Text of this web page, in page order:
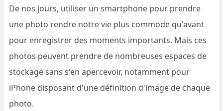
De nos jours, utiliser un smartphone pour prendre
une photo rendre notre vie plus commode qu'avant
pour enregistrer des moments importants. Mais ces
photos peuvent prendre de nombreuses espaces de
stockage sans s'en apercevoir, notamment pour
iPhone disposant d'une définition d'image de chaque
photo.